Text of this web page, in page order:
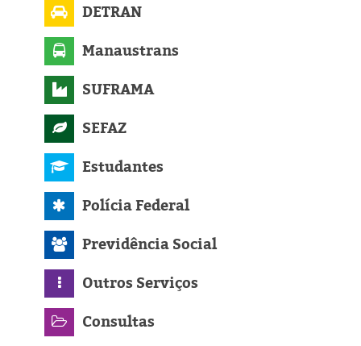
DETRAN
Manaustrans
SUFRAMA
SEFAZ
Estudantes
Polícia Federal
Previdência Social
Outros Serviços
Consultas